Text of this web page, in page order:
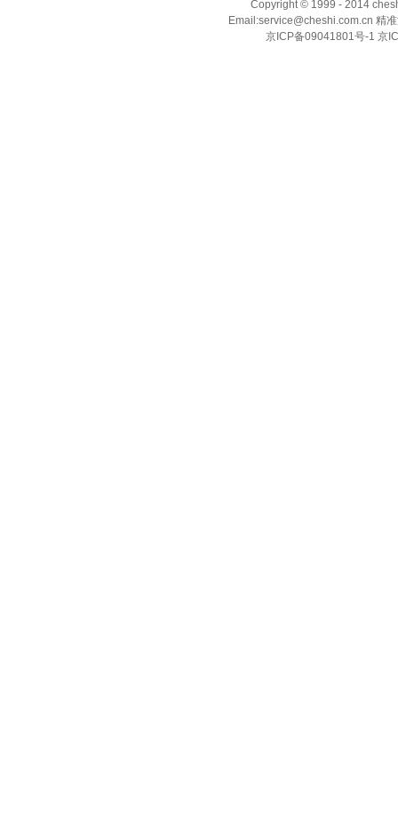
Copyright © 1999 - 2014
Email:service@cheshi.com.cn 精
京ICP备09041801号-1 京